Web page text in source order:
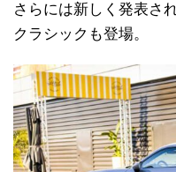
さらには新しく発表さ
クラシックも登場。